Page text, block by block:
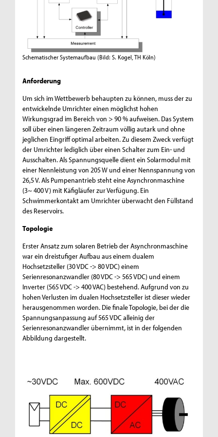
Schematischer Systemaufbau(Bild: S. Kogel, TH Köln)
Anforderung
Um sich im Wettbewerb behaupten zu können, muss der zu
entwickelnde Umrichter einen möglichst hohen
Wirkungsgrad im Bereich von > 90 % aufweisen. Das System
soll über einen längeren Zeitraum völlig autark und ohne
jeglichen Eingriff optimal arbeiten. Zu diesem Zweck verfügt
der Umrichter lediglich über einen Schalter zum Ein- und
Ausschalten. Als Spannungsquelle dient ein Solarmodul mit
einer Nennleistung von 205 W und einer Nennspannung von
26,5 V. Als Pumpenantrieb steht eine Asynchronmaschine
(3~ 400 V) mit Käfigläufer zur Verfügung. Ein
Schwimmerkontakt am Umrichter überwacht den Füllstand
des Reservoirs.
Topologie
Erster Ansatz zum solaren Betrieb der Asynchronmaschine
war ein dreistufiger Aufbau aus einem dualem
Hochsetzsteller (30 VDC -> 80 VDC) einem
Serienresonanzwandler (80 VDC -> 565 VDC) und einem
Inverter (565 VDC -> 400 VAC) bestehend. Aufgrund von zu
hohen Verlusten im dualen Hochsetzsteller ist dieser wieder
herausgenommen worden. Die finale Topologie, bei der die
Spannungsanpassung auf 565 VDC alleinig der
Serienresonanzwandler übernimmt, ist in der folgenden
Abbildung dargestellt.